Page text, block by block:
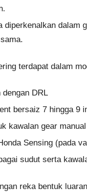
diperkenalkan dalam
terdapat dalam
dengan DRL
bersaiz 7 hingga 9
kawalan gear
Sensing (pada
sudut serta
reka bentuk